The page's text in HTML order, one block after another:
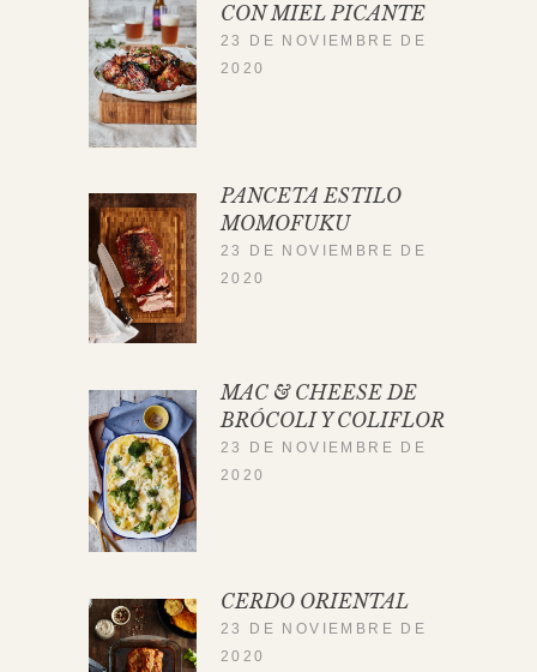
CON MIEL PICANTE
23 DE NOVIEMBRE DE
2020
PANCETA ESTILO
MOMOFUKU
23 DE NOVIEMBRE DE
2020
MAC & CHEESE DE
BRÓCOLI Y COLIFLOR
23 DE NOVIEMBRE DE
2020
CERDO ORIENTAL
23 DE NOVIEMBRE DE
2020